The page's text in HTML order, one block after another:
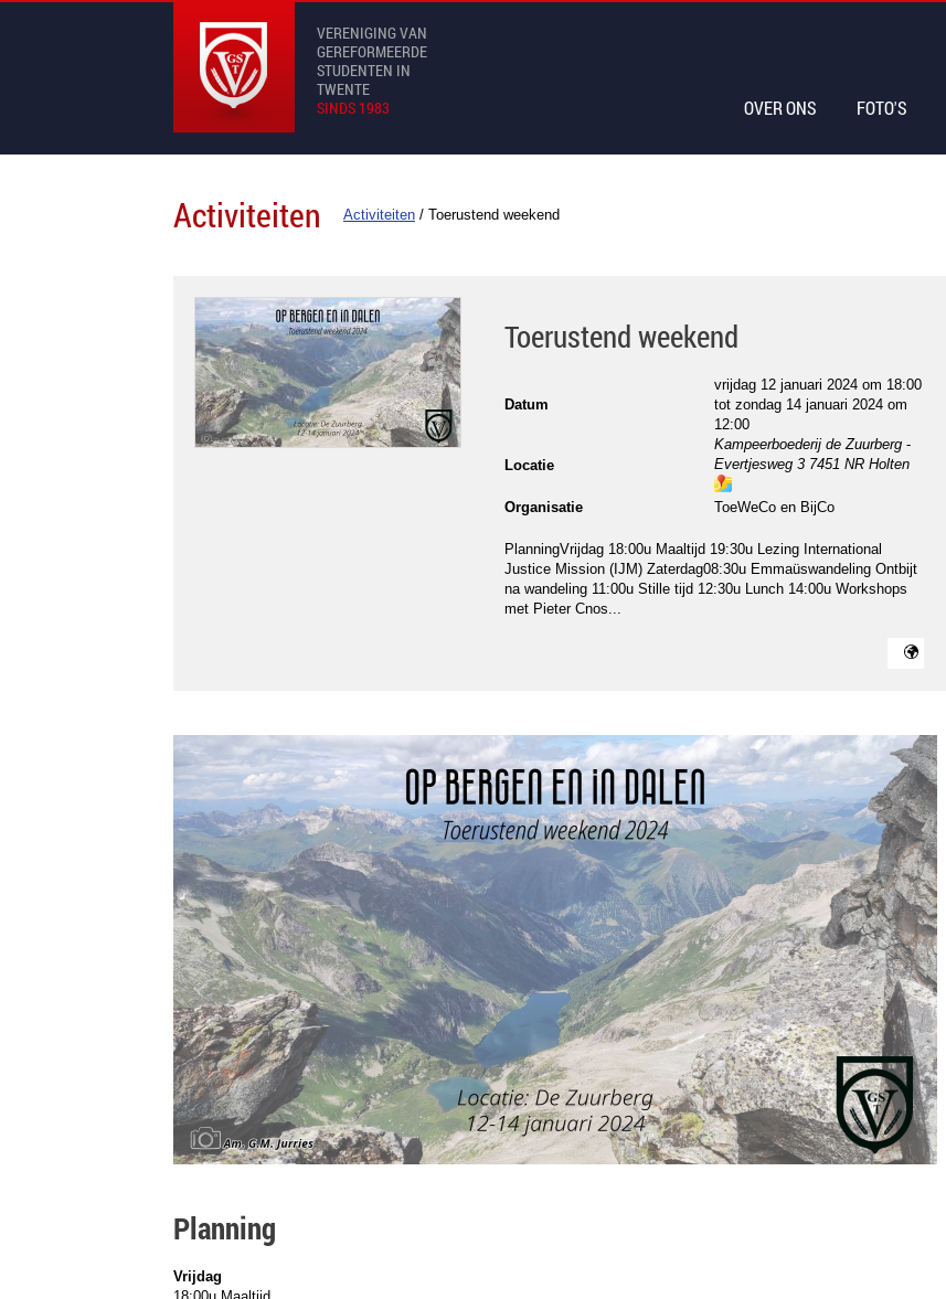
VERENIGING VAN
GEREFORMEERDE
STUDENTEN IN
TWENTE
SINDS 1983
OVER ONS FOTO'S
Activiteiten Activiteiten / Toerustend weekend
Toerustend weekend
Datum
vrijdag 12 januari 2024 om 18:00
tot zondag 14 januari 2024 om
12:00
Locatie
Kampeerboederij de Zuurberg -
Evertjesweg 3 7451 NR Holten
ma
ps
Organisatie ToeWeCo en BijCo
PlanningVrijdag 18:00u Maaltijd 19:30u Lezing International
Justice Mission (IJM) Zaterdag08:30u Emmaüswandeling Ontbijt
na wandeling 11:00u Stille tijd 12:30u Lunch 14:00u Workshops
met Pieter Cnos...
Planning
Vrijdag